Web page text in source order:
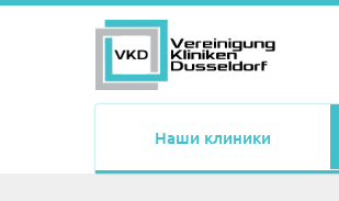
Наши клиники